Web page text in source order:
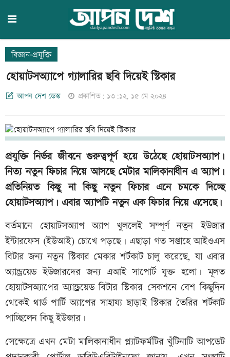
বিজ্ঞান-প্রযুক্তি
হোয়াটসঅ্যাপে গ্যালারির ছবি দিয়েই স্টিকার
আপন দেশ ডেস্ক প্রকাশিত: ১৩:১২, ১৫ মে ২০২৪
প্রযুক্তি নির্ভর জীবনে গুরুত্বপূর্ণ হয়ে উঠেছে হোয়াটসঅ্যাপ।
নিত্য নতুন ফিচার নিয়ে আসছে মেটার মালিকানাধীন এ অ্যাপ।
প্রতিনিয়ত কিছু না কিছু নতুন ফিচার এনে চমকে দিচ্ছে
হোয়াটসঅ্যাপ। এবার অ্যাপটি নতুন এক ফিচার নিয়ে এসেছে।
বর্তমানে হোয়াটসঅ্যাপ অ্যাপ খুললেই সম্পূর্ণ নতুন ইউজার
ইন্টারফেস (ইউআই) চোখে পড়ছে। এছাড়া গত সপ্তাহে আইওএস
বিটার জন্য নতুন স্টিকার মেকার শর্টকাট চালু করেছে, যা এবার
অ্যান্ড্রয়েড ইউজারদের জন্য এআই সাপোর্ট যুক্ত হলো। মূলত
হোয়াটসঅ্যাপের অ্যান্ড্রয়েড বিটার স্টিকার সেকশনে বেশ কিছুদিন
থেকেই থার্ড পার্টি অ্যাপের সাহায্য ছাড়াই স্টিকার তৈরির শর্টকাট
পাচ্ছিলেন কিছু ইউজার।
সেক্ষেত্রে এখন মেটা মালিকানাধীন প্ল্যাটফর্মটির খুঁটিনাটি আপডেট